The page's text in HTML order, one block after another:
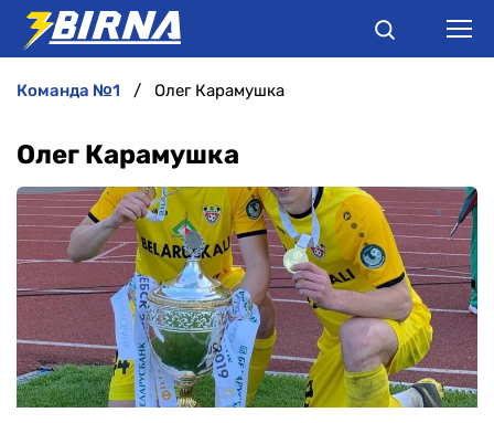
АНАЛІТИКА
ІНТЕРВ'Ю
РІЗНЕ
БУКМЕКЕРИ
команда №1 Олег Карамушка
Олег Карамушка